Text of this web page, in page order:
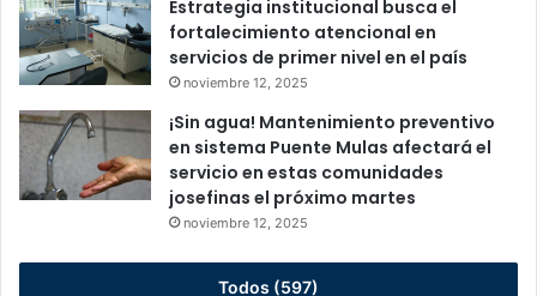
Estrategia institucional busca el
fortalecimiento atencional en
servicios de primer nivel en el país
noviembre 12, 2025
¡Sin agua! Mantenimiento preventivo
en sistema Puente Mulas afectará el
servicio en estas comunidades
josefinas el próximo martes
noviembre 12, 2025
Todos (597)